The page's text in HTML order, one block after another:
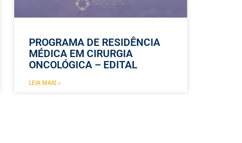
PROGRAMA DE RESIDÊNCIA
MÉDICA EM CIRURGIA
ONCOLÓGICA – EDITAL
LEIA MAIS »